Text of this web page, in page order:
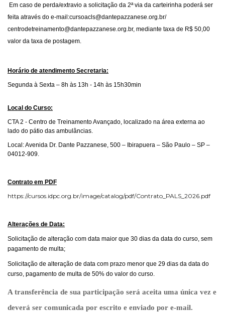
Em caso de perda/extravio a solicitação da 2ª via da carteirinha poderá ser
feita através do e-mail:cursoacls@dantepazzanese.org.br/
centrodetreinamento@dantepazzanese.org.br, mediante taxa de R$ 50,00
valor da taxa de postagem.
Horário de atendimento Secretaria:
Segunda à Sexta – 8h às 13h - 14h às 15h30min
Local do Curso:
CTA 2 - Centro de Treinamento Avançado, localizado na área externa ao
lado do pátio das ambulâncias
Local: Avenida Dr. Dante Pazzanese, 500 – Ibirapuera – São Paulo – SP –
04012-909
Contrato em PDF
https://cursos.idpc.org.br/image/catalog/pdf/Contrato_PALS_2026.pdf
Alterações de Data:
Solicitação de alteração com data maior que 30 dias da data do curso, sem
pagamento de multa;
Solicitação de alteração de data com prazo menor que 29 dias da data do
curso, pagamento de multa de 50% do valor do curso.
A transferência de sua participação será aceita uma única vez e
deverá ser comunicada por escrito e enviado por e-mail.